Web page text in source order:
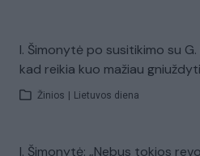
I. Šimonytė po susitikimo su
kad reikia kuo mažiau
Žinios Lietuvos diena
I. Šimonytė: „Nebus tokios